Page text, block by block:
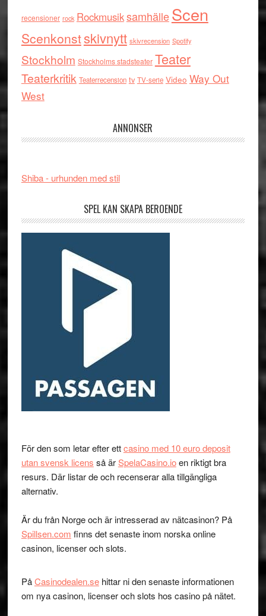
recensioner rock RockmusiksamhälleScen
Scenkonstskivnytt skivrecension Spotify
Stockholm Stockholms stadsteater Teater
Teaterkritik Teaterrecension tv TV-serie Video Way Out
West
ANNONSER
Shiba - urhunden med stil
SPEL KAN SKAPA BEROENDE
För den som letar efter ettcasino med 10 euro deposit
utan svensk licens så ärSpelaCasino.ioen riktigt bra
resurs. Där listar de och recenserar alla tillgängliga
alternativ.
Är du från Norge och är intresserad av nätcasinon? På
Spillsen.com finns det senaste inom norska online
casinon, licenser och slots.
PåCasinodealen.sehittar ni den senaste informationen
om nya casinon, licenser och slots hos casino på nätet.